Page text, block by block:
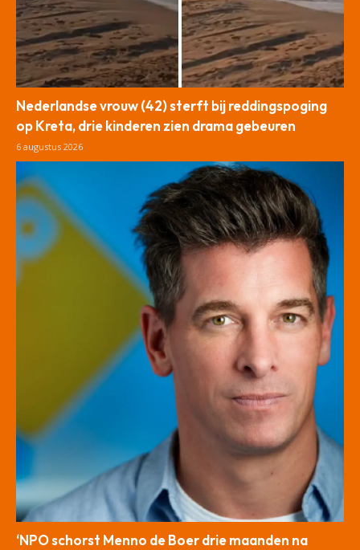
Nederlandse vrouw (42) sterft bij reddingspoging
op Kreta, drie kinderen zien drama gebeuren
6 augustus 2026
‘NPO schorst Menno de Boer drie maanden na